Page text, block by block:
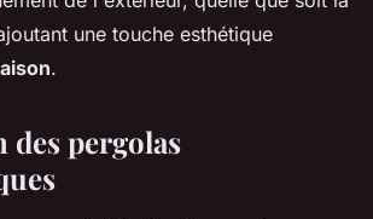
une touche esthétique
.
pergolas